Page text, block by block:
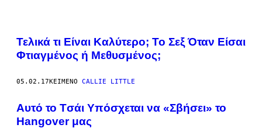
Τελικά τι Είναι Καλύτερο; Το Σεξ Όταν Είσαι
Φτιαγμένος ή Μεθυσμένος;
05.02.17ΚΕΊΜΕΝΟ CALLIE LITTLE
Αυτό το Tσάι Υπόσχεται να «Σβήσει» το
Ηangover μας